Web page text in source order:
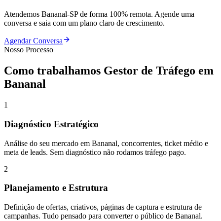
Atendemos Bananal-SPde forma 100% remota. Agende uma
conversa e saia com um plano claro de crescimento.
Agendar Conversa
Nosso Processo
Como trabalhamos Gestor de Tráfego em
Bananal
1
Diagnóstico Estratégico
Análise do seu mercado em Bananal, concorrentes, ticket médio e
meta de leads. Sem diagnóstico não rodamos tráfego pago.
2
Planejamento e Estrutura
Definição de ofertas, criativos, páginas de captura e estrutura de
campanhas. Tudo pensado para converter o público de Bananal.